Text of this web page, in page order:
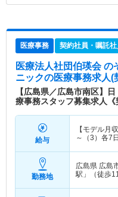
医療事務 契約社員・嘱託社
医療法人社団伯瑛会 の
ニックの医療事務求人(
【広島県／広島市南区】
療事務スタッフ募集求人《
給与
【モデル月収
～（3）各7
勤務地
広島県 広島
駅」（徒歩